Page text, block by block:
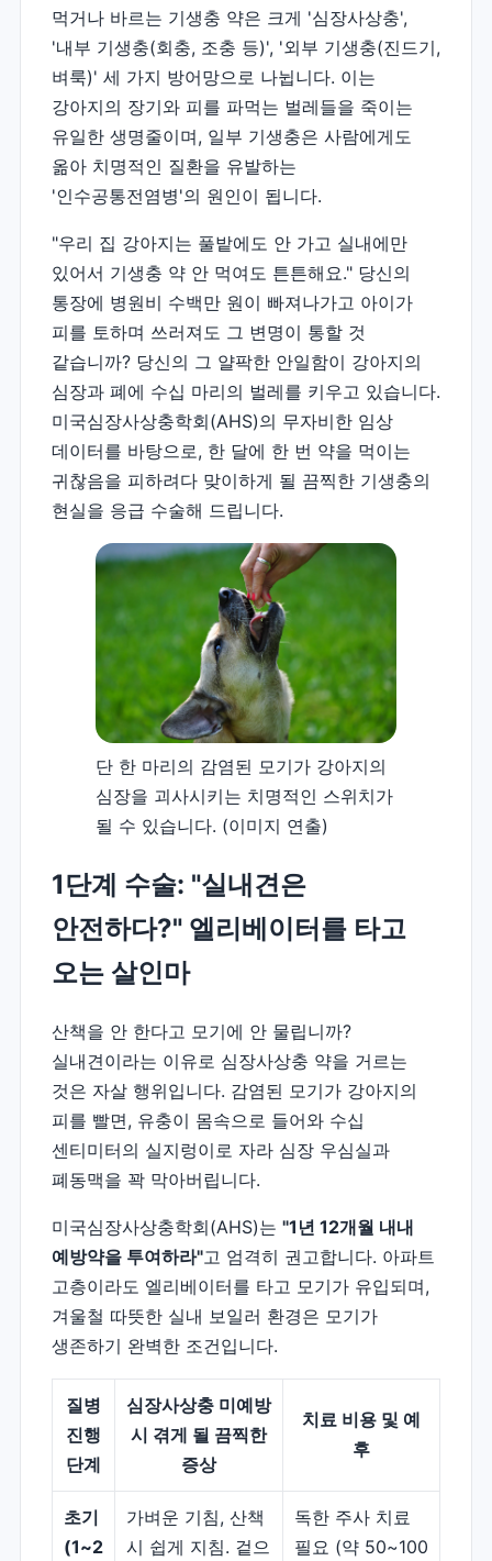
먹거나 바르는 기생충 약은 크게 '심장사상충',
'내부 기생충(회충, 조충 등)', '외부 기생충(진드기,
벼룩)' 세 가지 방어망으로 나뉩니다. 이는
강아지의 장기와 피를 파먹는 벌레들을 죽이는
유일한 생명줄이며, 일부 기생충은 사람에게도
옮아 치명적인 질환을 유발하는
'인수공통전염병'의 원인이 됩니다.
"우리 집 강아지는 풀밭에도 안 가고 실내에만
있어서 기생충 약 안 먹여도 튼튼해요." 당신의
통장에 병원비 수백만 원이 빠져나가고 아이가
피를 토하며 쓰러져도 그 변명이 통할 것
같습니까? 당신의 그 얄팍한 안일함이 강아지의
심장과 폐에 수십 마리의 벌레를 키우고 있습니다.
미국심장사상충학회(AHS)의 무자비한 임상
데이터를 바탕으로, 한 달에 한 번 약을 먹이는
귀찮음을 피하려다 맞이하게 될 끔찍한 기생충의
현실을 응급 수술해 드립니다.
단 한 마리의 감염된 모기가 강아지의
심장을 괴사시키는 치명적인 스위치가
될 수 있습니다. (이미지 연출)
1단계 수술: "실내견은
안전하다?" 엘리베이터를 타고
오는 살인마
산책을 안 한다고 모기에 안 물립니까?
실내견이라는 이유로 심장사상충 약을 거르는
것은 자살 행위입니다. 감염된 모기가 강아지의
피를 빨면, 유충이 몸속으로 들어와 수십
센티미터의 실지렁이로 자라 심장 우심실과
폐동맥을 꽉 막아버립니다.
미국심장사상충학회(AHS)는 "1년 12개월 내내
예방약을 투여하라"고 엄격히 권고합니다. 아파트
고층이라도 엘리베이터를 타고 모기가 유입되며,
겨울철 따뜻한 실내 보일러 환경은 모기가
생존하기 완벽한 조건입니다.
질병
진행
단계
심장사상충 미예방
시 겪게 될 끔찍한
증상
치료 비용 및 예
후
초기
(1~2
가벼운 기침, 산책
시 쉽게 지침. 겉으
독한 주사 치료
필요 (약 50~100